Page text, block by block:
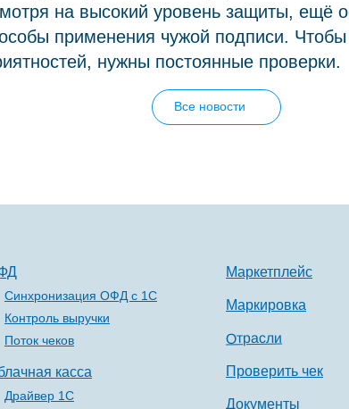
на высокий уровень защиты, ещё
применения чужой подписи. Чтобы
нужны постоянные проверки.
Все новости
Драйвер 1С
касса
Синхронизация ОФД с 1С
Контроль выручки
Поток чеков
Маркетплейс
Маркировка
Документы
Проверить чек
Отрасли